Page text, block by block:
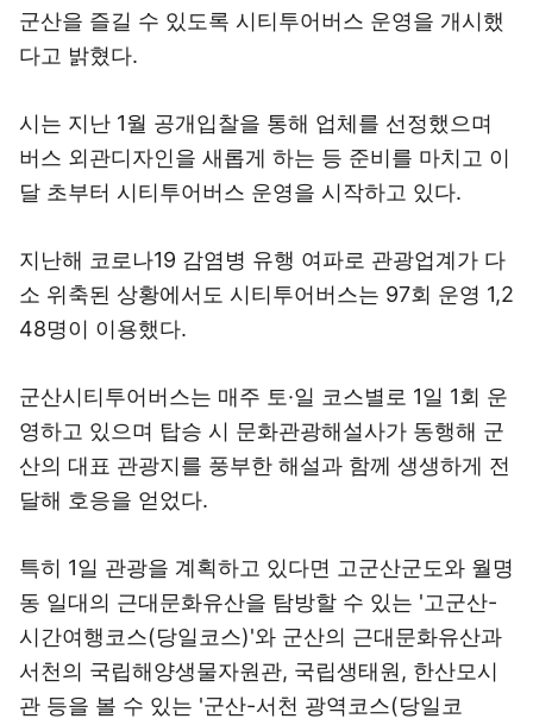
군산을 즐길 수 있도록 시티투어버스 운영을 개시했
다고 밝혔다.
시는 지난 1월 공개입찰을 통해 업체를 선정했으며
버스 외관디자인을 새롭게 하는 등 준비를 마치고 이
달 초부터 시티투어버스 운영을 시작하고 있다.
지난해 코로나19 감염병 유행 여파로 관광업계가 다
소 위축된 상황에서도 시티투어버스는 97회 운영 1,2
48명이 이용했다.
군산시티투어버스는 매주 토·일 코스별로 1일 1회 운
영하고 있으며 탑승 시 문화관광해설사가 동행해 군
산의 대표 관광지를 풍부한 해설과 함께 생생하게 전
달해 호응을 얻었다.
특히 1일 관광을 계획하고 있다면 고군산군도와 월명
동 일대의 근대문화유산을 탐방할 수 있는 '고군산-
시간여행코스(당일코스)'와 군산의 근대문화유산과
서천의 국립해양생물자원관, 국립생태원, 한산모시
관 등을 볼 수 있는 '군산-서천 광역코스(당일코